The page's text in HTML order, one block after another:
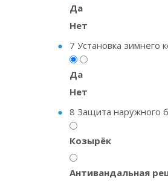
Да
Нет
7 Установка зимнего
Да
Нет
8 Защита наружного
Козырёк
Антивандальная